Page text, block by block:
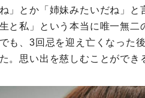
」とか「姉妹みたいだね」
と私」という本当に唯一無
も、3回忌を迎え亡くなった
。思い出を慈しむことができ